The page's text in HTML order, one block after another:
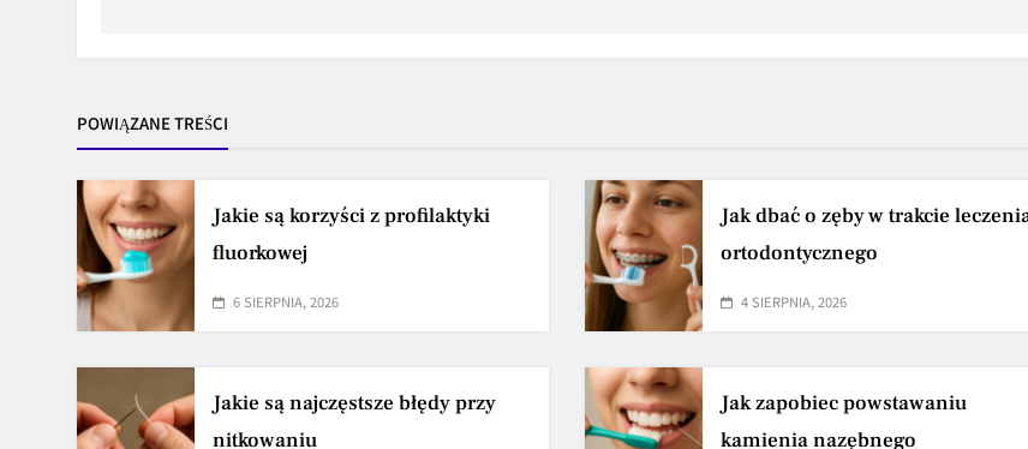
POWIĄZANE TREŚCI
Jakie są korzyści z profilaktyki
fluorkowej
6 SIERPNIA, 2026
Jak dbać o zęby w trakcie
ortodontycznego
4 SIERPNIA, 2026
Jakie są najczęstsze błędy przy
nitkowaniu
Jak zapobiec powstawaniu
kamienia nazębnego